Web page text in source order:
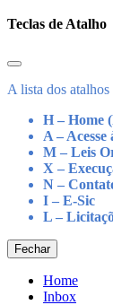
Teclas de Atalho
A lista dos atalhos
H – Home
A –
M – Leis
X –
N –
I – E-Sic
L –
Fechar
Home
Inbox